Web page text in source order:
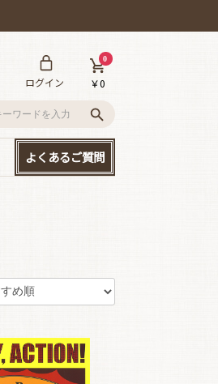
ログイン
0
￥0
よくあるご質問